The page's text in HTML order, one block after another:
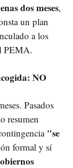
dos meses,
un plan
a los
PEMA.
NO
Pasados
resumen
"se
formal y sí